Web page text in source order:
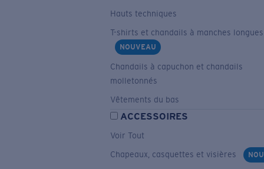
Hauts techniques
T-shirts et chandails à manches longues
NOUVEAU
Chandails à capuchon et chandails
molletonnés
Vêtements du bas
ACCESSOIRES
Voir Tout
Chapeaux, casquettes et visières